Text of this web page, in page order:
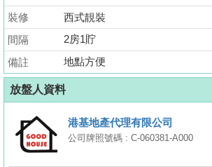
關
於
我
們
裝修
西式靚裝
間隔
2房1貯
備註
地點方便
放盤人資料
港基地產代理有限公司
公司牌照號碼 : C-060381-A000